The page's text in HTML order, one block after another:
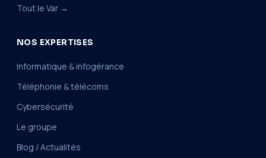
Tout le Var →
NOS EXPERTISES
Informatique & infogérance
Téléphonie & télécoms
Cybersécurité
Le groupe
Blog / Actualités